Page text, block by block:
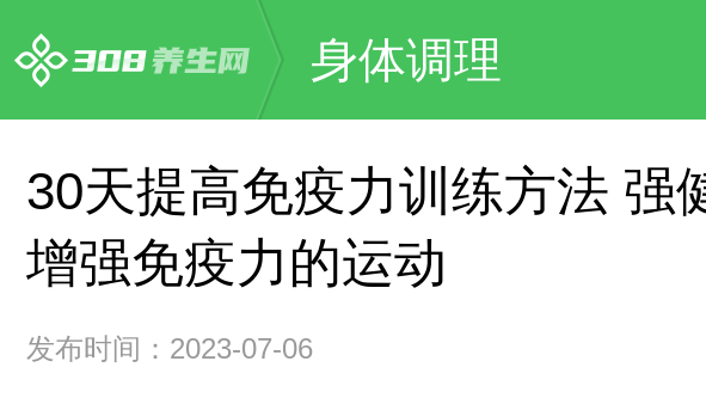
身体调理
30天提高免疫力训练方法 强
增强免疫力的运动
发布时间：2023-07-06